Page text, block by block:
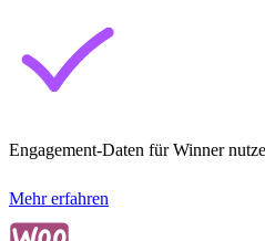
Engagement-Daten für Winner
Mehr erfahren